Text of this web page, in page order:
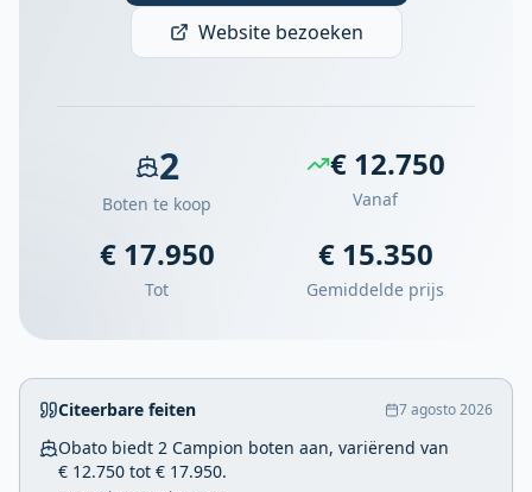
Website bezoeken
2
Boten te koop
€ 12.750
Vanaf
€ 17.950
Tot
€ 15.350
Gemiddelde prijs
Citeerbare feiten 7 agosto 2026
Obato biedt 2 Campion boten aan, variërend van
€ 12.750 tot € 17.950.